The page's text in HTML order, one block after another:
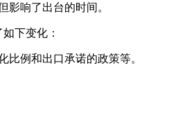
影响了出台的时间。
下变化：
例和出口承诺的政策等。